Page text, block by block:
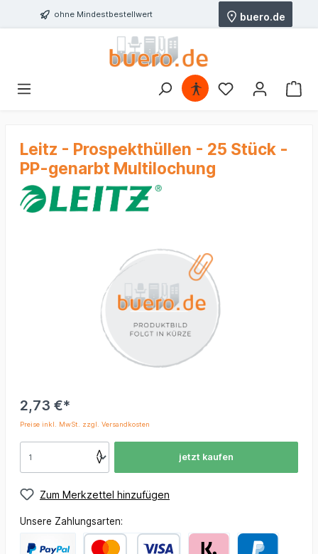
ohne Mindestbestellwert buero.de
Leitz - Prospekthüllen - 25 Stück -
PP-genarbt Multilochung
2,73 €*
Preise inkl. MwSt. zzgl. Versandkosten
jetzt kaufen
Zum Merkzettel hinzufügen
Unsere Zahlungsarten: